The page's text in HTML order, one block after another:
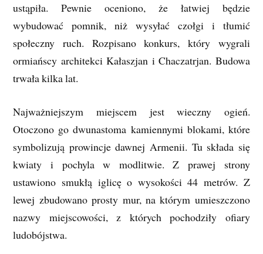
ustąpiła. Pewnie oceniono, że łatwiej będzie
wybudować pomnik, niż wysyłać czołgi i tłumić
społeczny ruch. Rozpisano konkurs, który wygrali
ormiańscy architekci Kałaszjan i Chaczatrjan. Budowa
trwała kilka lat.
Najważniejszym miejscem jest wieczny ogień.
Otoczono go dwunastoma kamiennymi blokami, które
symbolizują prowincje dawnej Armenii. Tu składa się
kwiaty i pochyla w modlitwie. Z prawej strony
ustawiono smukłą iglicę o wysokości 44 metrów. Z
lewej zbudowano prosty mur, na którym umieszczono
nazwy miejscowości, z których pochodziły ofiary
ludobójstwa.